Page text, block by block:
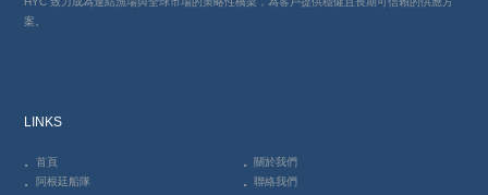
案。
LINKS
首頁
關於我們
阿根廷船隊
聯絡我們